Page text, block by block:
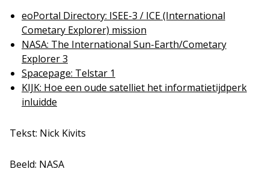
eoPortal Directory: ISEE-3 / ICE (International
Cometary Explorer) mission
NASA: The International Sun-Earth/Cometary
Explorer 3
Spacepage: Telstar 1
KIJK: Hoe een oude satelliet het informatietijdperk
inluidde
Tekst: Nick Kivits
Beeld: NASA